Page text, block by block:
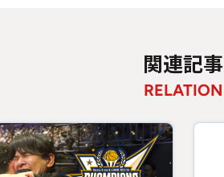
関連記事
RELATION